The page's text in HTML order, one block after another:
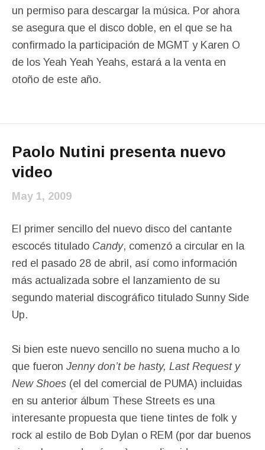
un permiso para descargar la música. Por ahora
se asegura que el disco doble, en el que se ha
confirmado la participación de MGMT y Karen O
de los Yeah Yeah Yeahs, estará a la venta en
otoño de este año.
Paolo Nutini presenta nuevo
video
May 1, 2009
El primer sencillo del nuevo disco del cantante
escocés titulado Candy, comenzó a circular en la
red el pasado 28 de abril, así como información
más actualizada sobre el lanzamiento de su
segundo material discográfico titulado Sunny Side
Up.
Si bien este nuevo sencillo no suena mucho a lo
que fueron Jenny don’t be hasty, Last Request y
New Shoes (el del comercial de PUMA) incluidas
en su anterior álbum These Streets es una
interesante propuesta que tiene tintes de folk y
rock al estilo de Bob Dylan o REM (por dar buenos